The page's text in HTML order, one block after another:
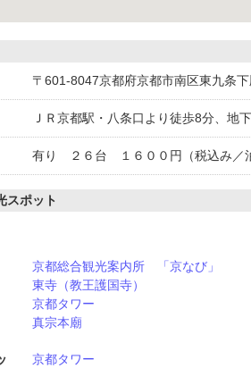
〒601-8047京都府京都市南区東九条
ＪＲ京都駅・八条口より徒歩8分、地
有り ２６台 １６００円（税込み／
スポット
京都総合観光案内所 「京なび」
東寺（教王護国寺）
京都タワー
真宗本廟
京都タワー